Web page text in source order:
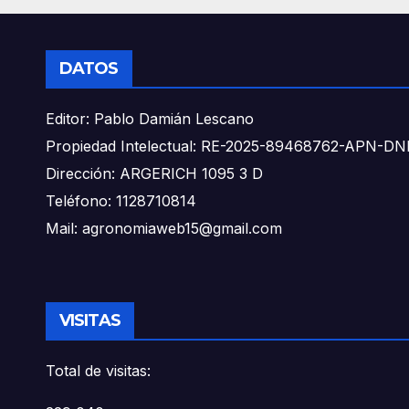
DATOS
Editor: Pablo Damián Lescano
Propiedad Intelectual: RE-2025-89468762-APN-
Dirección: ARGERICH 1095 3 D
Teléfono: 1128710814
Mail: agronomiaweb15@gmail.com
VISITAS
Total de visitas: